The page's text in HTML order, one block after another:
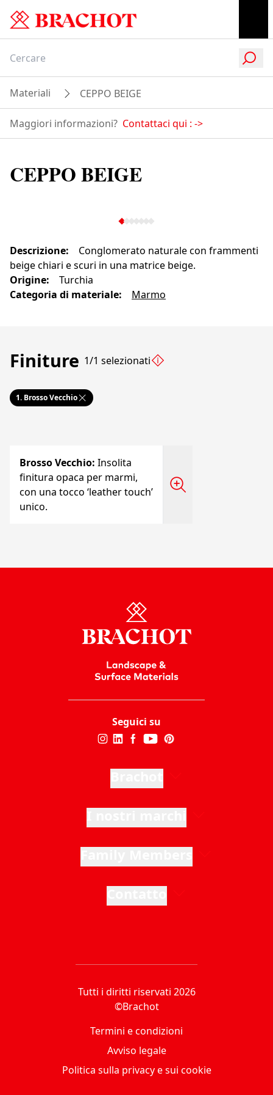
Materiali CEPPO BEIGE
Maggiori informazioni? Contattaci qui : ->
CEPPO BEIGE
Descrizione:
Conglomerato naturale con frammenti
beige chiari e scuri in una matrice beige.
Origine:
Turchia
Categoria di materiale: Marmo
Finiture 1/1 selezionati
1. Brosso Vecchio
Brosso Vecchio: Insolita
finitura opaca per marmi,
con una tocco ‘leather touch’
unico.
Seguici su
Tutti i diritti riservati 2026
©Brachot
Termini e condizioni
Avviso legale
Politica sulla privacy e sui cookie